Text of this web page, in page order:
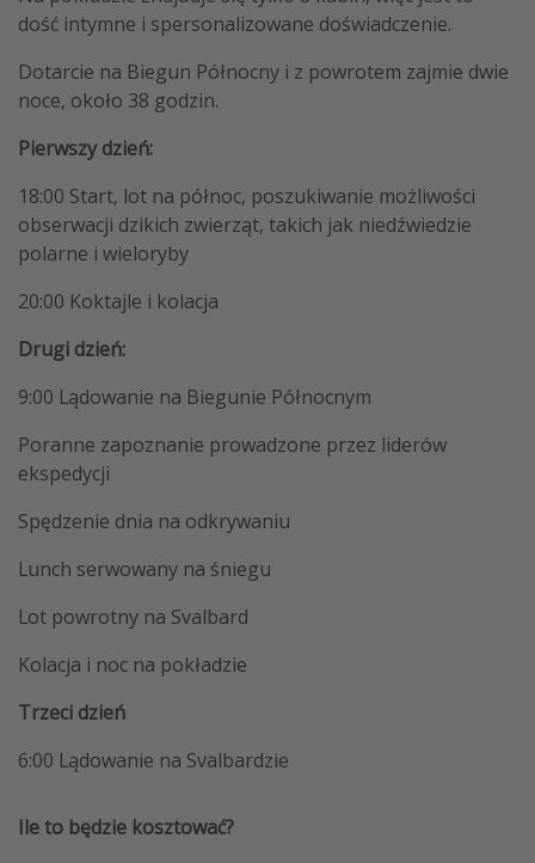
dość intymne i spersonalizowane doświadczenie.
Dotarcie na Biegun Północny i z powrotem zajmie dwie
noce, około 38 godzin.
Pierwszy dzień:
18:00 Start, lot na północ, poszukiwanie możliwości
obserwacji dzikich zwierząt, takich jak niedźwiedzie
polarne i wieloryby
20:00 Koktajle i kolacja
Drugi dzień:
9:00 Lądowanie na Biegunie Północnym
Poranne zapoznanie prowadzone przez liderów
ekspedycji
Spędzenie dnia na odkrywaniu
Lunch serwowany na śniegu
Lot powrotny na Svalbard
Kolacja i noc na pokładzie
Trzeci dzień
6:00 Lądowanie na Svalbardzie
Ile to będzie kosztować?